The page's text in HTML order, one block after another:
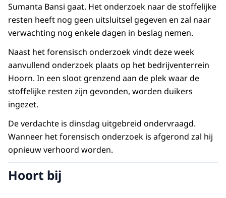
Sumanta Bansi gaat. Het onderzoek naar de stoffelijke
resten heeft nog geen uitsluitsel gegeven en zal naar
verwachting nog enkele dagen in beslag nemen.
Naast het forensisch onderzoek vindt deze week
aanvullend onderzoek plaats op het bedrijventerrein
Hoorn. In een sloot grenzend aan de plek waar de
stoffelijke resten zijn gevonden, worden duikers
ingezet.
De verdachte is dinsdag uitgebreid ondervraagd.
Wanneer het forensisch onderzoek is afgerond zal hij
opnieuw verhoord worden.
Hoort bij